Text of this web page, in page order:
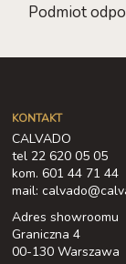
Podmiot
KONTAKT
CALVADO
tel 22 620 05 05
kom. 601 44 71 44
mail:
Adres showroomu
Graniczna 4
00-130 Warszawa